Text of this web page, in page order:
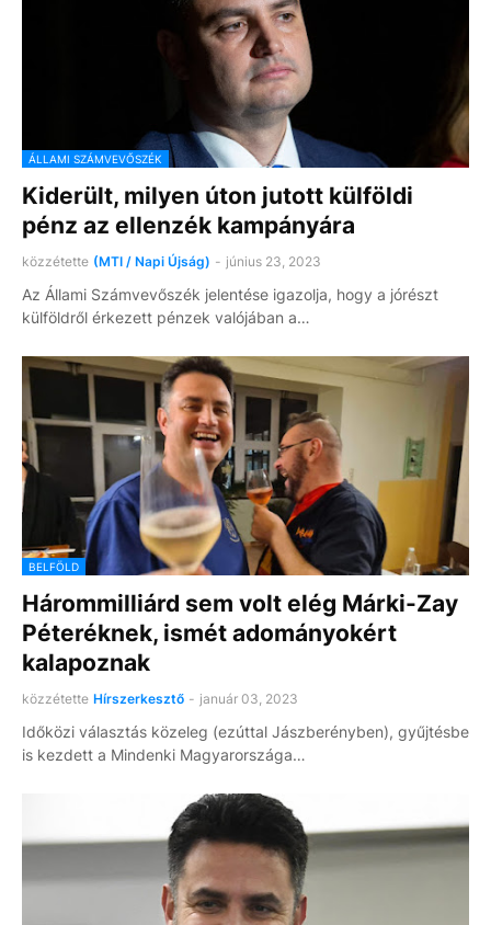
ÁLLAMI SZÁMVEVŐSZÉK
Kiderült, milyen úton jutott külföldi
pénz az ellenzék kampányára
közzétette (MTI / Napi Újság) - június 23, 2023
Az Állami Számvevőszék jelentése igazolja, hogy a jórészt
külföldről érkezett pénzek valójában a…
BELFÖLD
Hárommilliárd sem volt elég Márki-Zay
Péteréknek, ismét adományokért
kalapoznak
közzétette Hírszerkesztő - január 03, 2023
Időközi választás közeleg (ezúttal Jászberényben), gyűjtésbe
is kezdett a Mindenki Magyarországa…